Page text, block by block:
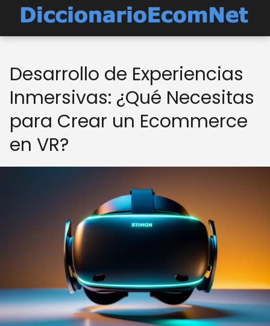
Desarrollo de Experiencias
Inmersivas: ¿Qué Necesitas
para Crear un Ecommerce
en VR?